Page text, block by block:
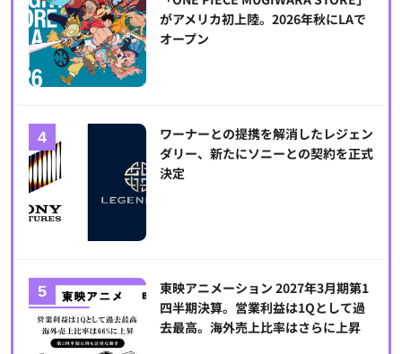
がアメリカ初上陸。2026年秋にLAで
オープン
ワーナーとの提携を解消したレジェン
ダリー、新たにソニーとの契約を正式
決定
東映アニメーション 2027年3月期第1
四半期決算。営業利益は1Qとして過
去最高。海外売上比率はさらに上昇